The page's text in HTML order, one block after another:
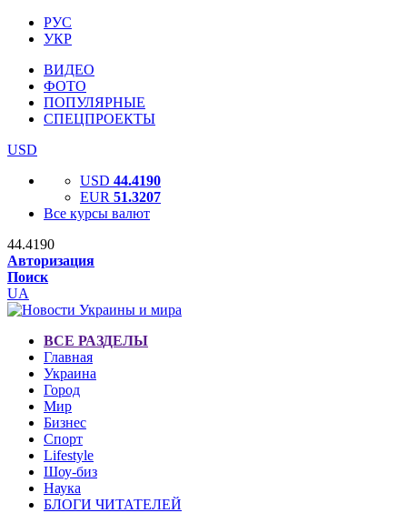
РУС
УКР
ВИДЕО
ФОТО
ПОПУЛЯРНЫЕ
СПЕЦПРОЕКТЫ
USD
USD 44.4190
EUR 51.3207
Все курсы валют
44.4190
Авторизация
Поиск
UA
ВСЕ РАЗДЕЛЫ
Главная
Украина
Город
Мир
Бизнес
Спорт
Lifestyle
Шоу-биз
Наука
БЛОГИ ЧИТАТЕЛЕЙ